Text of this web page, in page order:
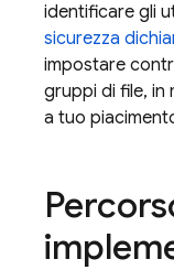
identificare gli
sicurezza
impostare
gruppi di file, in
a tuo